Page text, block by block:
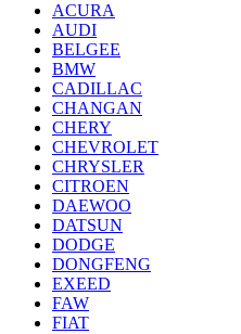
ACURA
AUDI
BELGEE
BMW
CADILLAC
CHANGAN
CHERY
CHEVROLET
CHRYSLER
CITROEN
DAEWOO
DATSUN
DODGE
DONGFENG
EXEED
FAW
FIAT